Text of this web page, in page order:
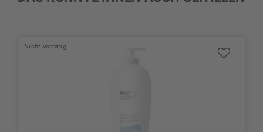
Nicht vorrätig